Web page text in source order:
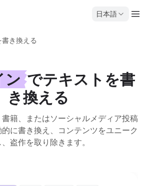
日本語
き換える
ン でテキストを書
き換える
籍、またはソーシャルメディア投稿
に書き換え、コンテンツをユニーク
盗作を取り除きます。